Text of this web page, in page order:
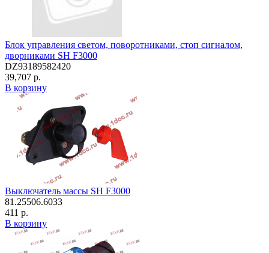
Блок управления светом, поворотниками, стоп сигналом,
дворниками SH F3000
DZ93189582420
39,707 р.
В корзину
Выключатель массы SH F3000
81.25506.6033
411 р.
В корзину